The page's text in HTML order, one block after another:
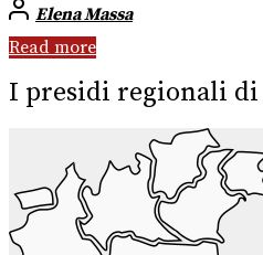
Elena Massa
Read more
I presidi regionali